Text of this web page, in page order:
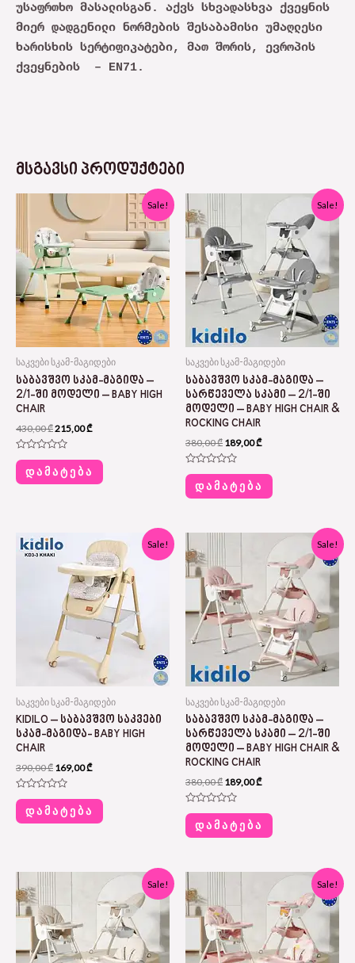
უსაფრთხო მასალისგან. აქვს სხვადასხვა ქვეყნის
მიერ დადგენილი ნორმების შესაბამისი უმაღლესი
ხარისხის სერტიფიკატები, მათ შორის, ევროპის
ქვეყნების – EN71.
ᲛᲡᲒᲐᲕᲡᲘ ᲞᲠᲝᲓᲣᲥᲢᲔᲑᲘ
Sale!
საკვები სკამ-მაგიდები
ᲡᲐᲑᲐᲕᲨᲕᲝ ᲡᲙᲐᲛ-ᲛᲐᲒᲘᲓᲐ –
2/1-ᲨᲘ ᲛᲝᲓᲔᲚᲘ – BABY HIGH
CHAIR
430,00₾
Original
price
was:
430,00 ₾.
215,00₾
is:
215,00 ₾.
Rated
0
out
of
ᲓᲐᲛᲐᲢᲔᲑᲐ
Sale!
საკვები სკამ-მაგიდები
ᲡᲐᲑᲐᲕᲨᲕᲝ ᲡᲙᲐᲛ-ᲛᲐᲒᲘᲓᲐ –
ᲡᲐᲠᲬᲔᲕᲔᲚᲐ ᲡᲙᲐᲛᲘ – 2/1-ᲨᲘ
ᲛᲝᲓᲔᲚᲘ – BABY HIGH CHAIR &
ROCKING CHAIR
380,00₾
380,00 ₾.
189,00₾
price
is:
189,00 ₾.
Rated
0
out
of
ᲓᲐᲛᲐᲢᲔᲑᲐ
Sale!
საკვები სკამ-მაგიდები
KIDILO – ᲡᲐᲑᲐᲕᲨᲕᲝ ᲡᲐᲙᲕᲔᲑᲘ
ᲡᲙᲐᲛ-ᲛᲐᲒᲘᲓᲐ- BABY HIGH
CHAIR
390,00₾
price
390,00 ₾.
169,00₾
Current
price
is:
169,00 ₾.
Rated
0
out
of
ᲓᲐᲛᲐᲢᲔᲑᲐ
Sale!
საკვები სკამ-მაგიდები
ᲡᲐᲑᲐᲕᲨᲕᲝ ᲡᲙᲐᲛ-ᲛᲐᲒᲘᲓᲐ –
ᲡᲐᲠᲬᲔᲕᲔᲚᲐ ᲡᲙᲐᲛᲘ – 2/1-ᲨᲘ
ᲛᲝᲓᲔᲚᲘ – BABY HIGH CHAIR &
ROCKING CHAIR
380,00₾
380,00 ₾.
189,00₾
Current
price
is:
189,00 ₾.
Rated
0
out
of
ᲓᲐᲛᲐᲢᲔᲑᲐ
Sale!
380,00 ₾.
Current
price
is:
189,00 ₾.
Sale!
price
380,00 ₾.
Current
price
is:
189,00 ₾.